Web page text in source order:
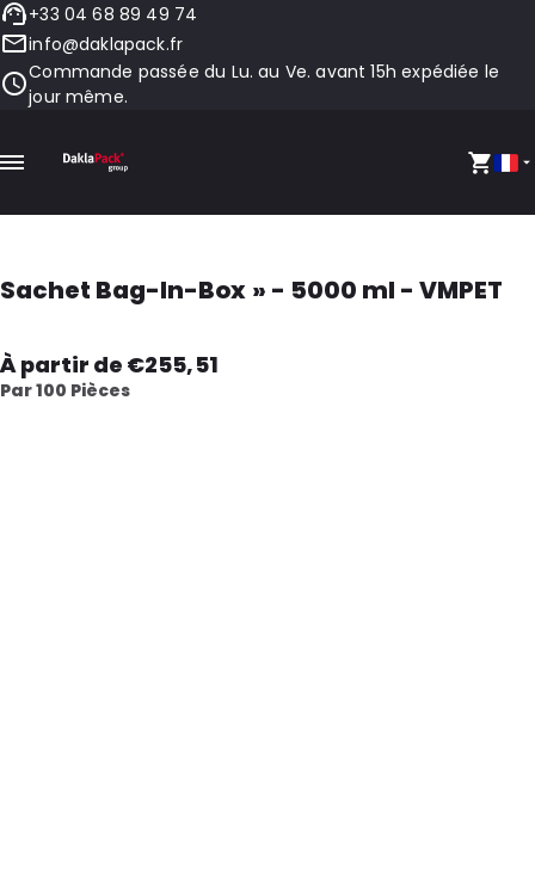
+33 04 68 89 49 74
info@daklapack.fr
Commande passée du Lu. au Ve. avant 15h expédiée le
jour même.
Sachet Bag-In-Box » - 5000 ml - VMPET
À partir de €255,51
Par 100 Pièces